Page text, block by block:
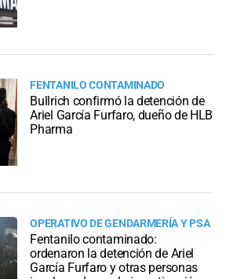
FENTANILO CONTAMINADO
Bullrich confirmó la detención de
Ariel García Furfaro, dueño de HLB
Pharma
OPERATIVO DE GENDARMERÍA Y PSA
Fentanilo contaminado:
ordenaron la detención de Ariel
García Furfaro y otras personas